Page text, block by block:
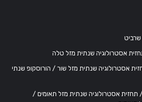
שור / תחזית אסטרולוגיה שנתית מזל שור / הורוסקופ שנתי
תאומים / תחזית אסטרולוגיה שנתית מזל תאומים /